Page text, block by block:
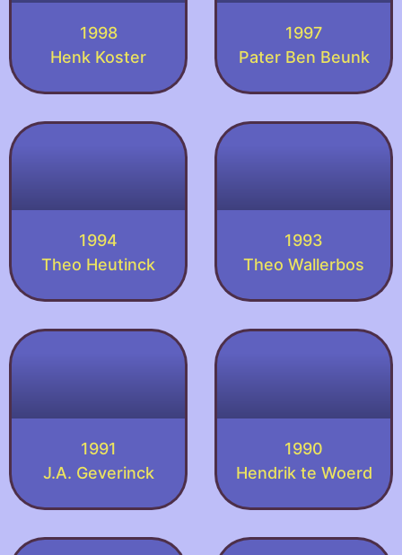
1998
Henk Koster
1997
Pater Ben Beunk
1994
Theo Heutinck
1993
Theo Wallerbos
1991
J.A. Geverinck
1990
Hendrik te Woerd